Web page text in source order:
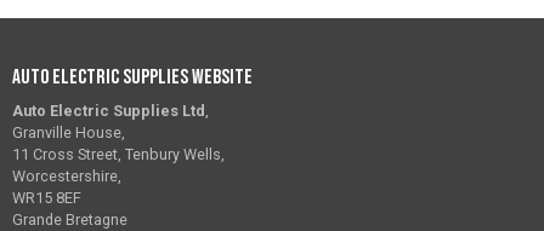
Auto Electric Supplies Website
Auto Electric Supplies Ltd ,
Granville House,
11 Cross Street, Tenbury Wells,
Worcestershire,
WR15 8EF
Grande Bretagne